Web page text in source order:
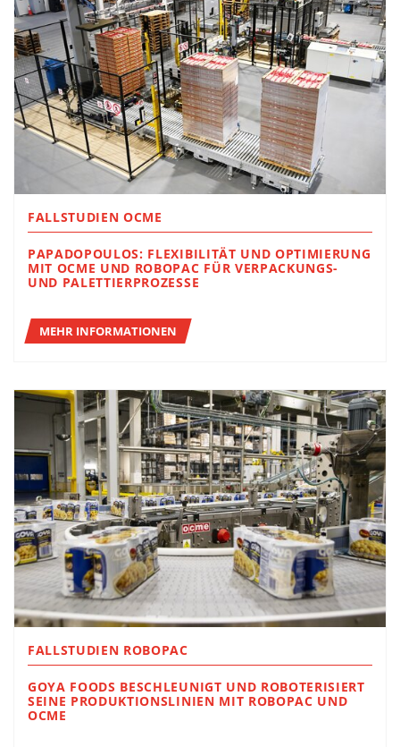
FALLSTUDIEN OCME
PAPADOPOULOS: FLEXIBILITÄT UND OPTIMIERUNG
MIT OCME UND ROBOPAC FÜR VERPACKUNGS-
UND PALETTIERPROZESSE
MEHR INFORMATIONEN
FALLSTUDIEN ROBOPAC
GOYA FOODS BESCHLEUNIGT UND ROBOTERISIERT
SEINE PRODUKTIONSLINIEN MIT ROBOPAC UND
OCME